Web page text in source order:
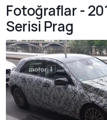
Fotoğraflar -
Serisi Prag